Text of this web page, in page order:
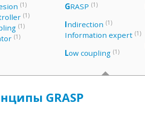
(1)
(1)
(1)
(1)
GRASP (1)
Indirection (1)
Information expert (1)
Low coupling (1)
GRASP